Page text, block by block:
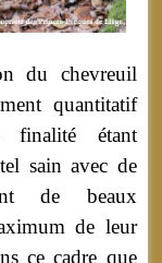
du chevreuil
quantitatif
finalité étant
sain avec de
de beaux
de leur
ce cadre que